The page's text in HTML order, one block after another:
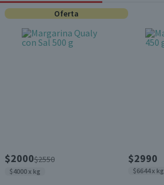
Oferta
$2000$2550
$4000 x kg
$2990
$6644 x kg